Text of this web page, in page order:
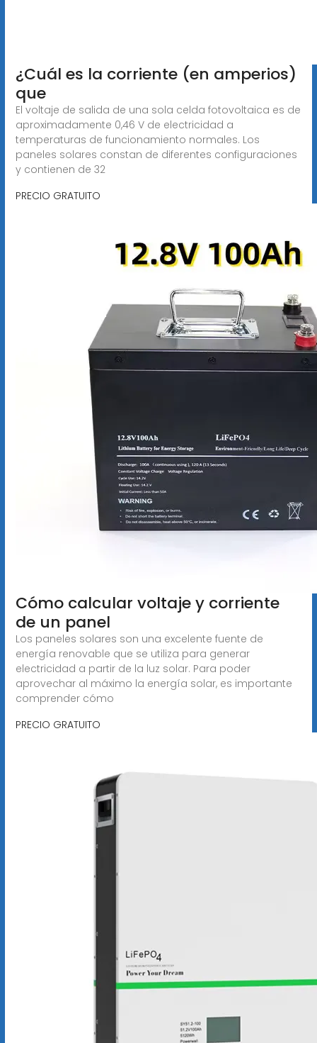
¿Cuál es la corriente (en amperios)
que
El voltaje de salida de una sola celda fotovoltaica es de
aproximadamente 0,46 V de electricidad a
temperaturas de funcionamiento normales. Los
paneles solares constan de diferentes configuraciones
y contienen de 32
PRECIO GRATUITO
Cómo calcular voltaje y corriente
de un panel
Los paneles solares son una excelente fuente de
energía renovable que se utiliza para generar
electricidad a partir de la luz solar. Para poder
aprovechar al máximo la energía solar, es importante
comprender cómo
PRECIO GRATUITO